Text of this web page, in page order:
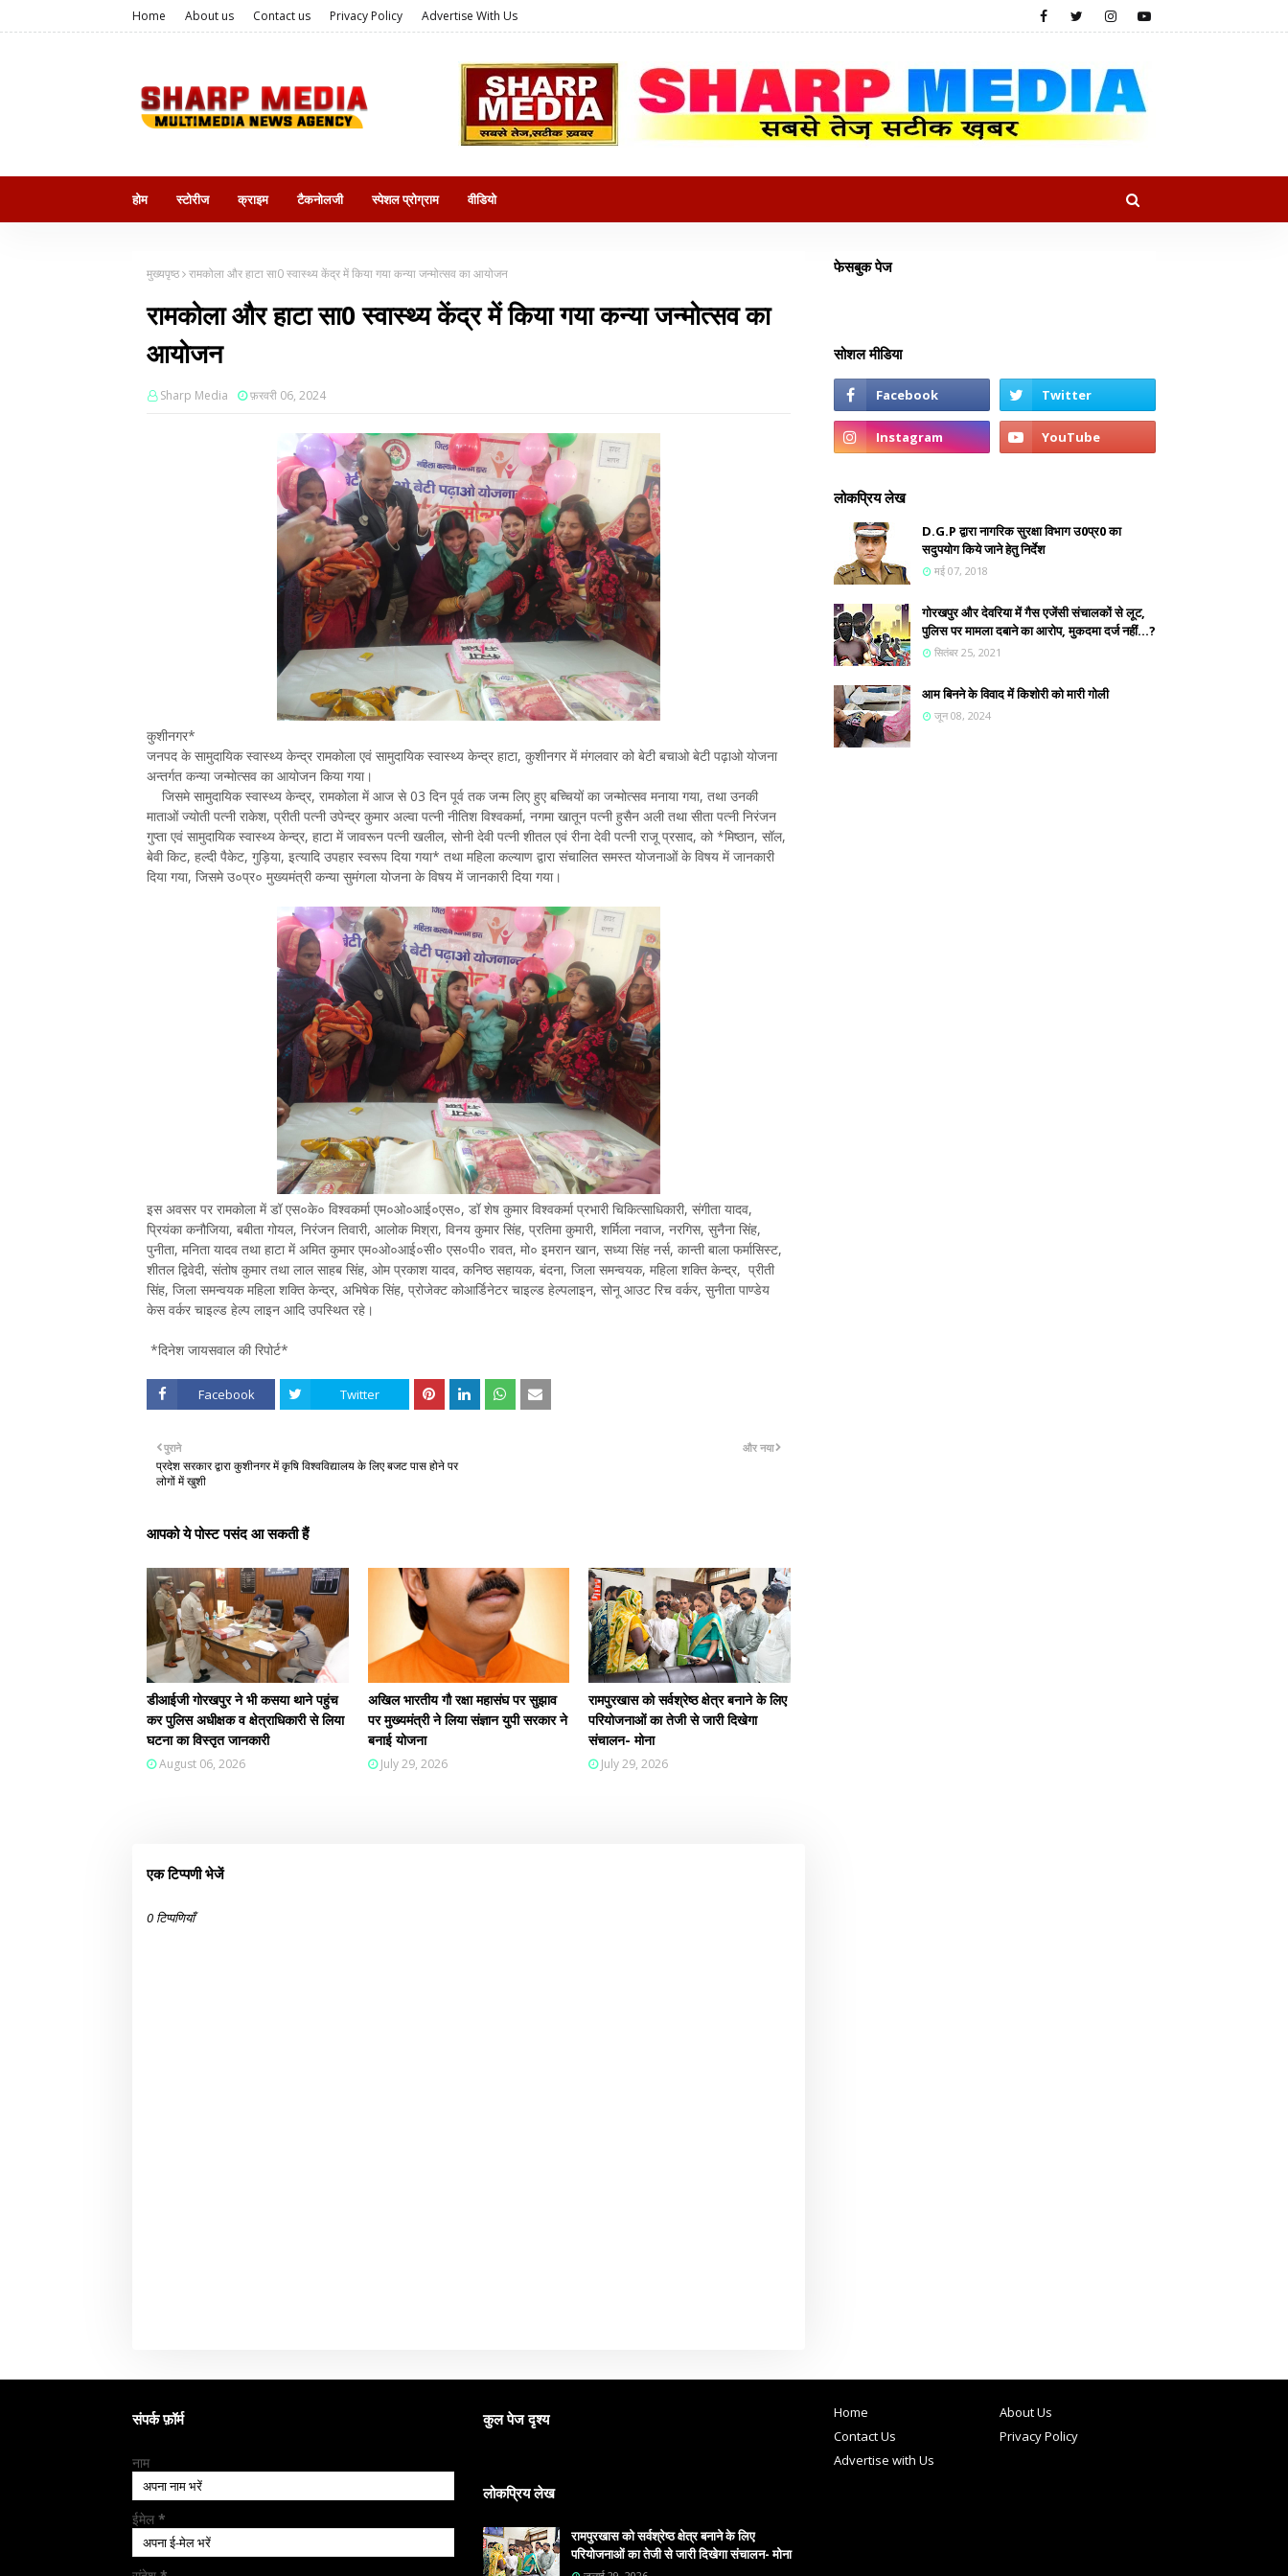
Home About us Contact us Privacy Policy Advertise With Us
होम स्टोरीज क्राइम टैकनोलजी स्पेशल प्रोग्राम वीडियो
मुख्यपृष्ठ रामकोला और हाटा सा0 स्वास्थ्य केंद्र में किया गया कन्या जन्मोत्सव का आयोजन
रामकोला और हाटा सा0 स्वास्थ्य केंद्र में किया गया कन्या जन्मोत्सव का
आयोजन
Sharp Media फ़रवरी 06, 2024
कुशीनगर*
जनपद के सामुदायिक स्वास्थ्य केन्द्र रामकोला एवं सामुदायिक स्वास्थ्य केन्द्र हाटा, कुशीनगर में मंगलवार को बेटी बचाओ बेटी पढ़ाओ योजना
अन्तर्गत कन्या जन्मोत्सव का आयोजन किया गया।
जिसमे सामुदायिक स्वास्थ्य केन्द्र, रामकोला में आज से 03 दिन पूर्व तक जन्म लिए हुए बच्चियों का जन्मोत्सव मनाया गया, तथा उनकी
माताओं ज्योती पत्नी राकेश, प्रीती पत्नी उपेन्द्र कुमार अल्वा पत्नी नीतिश विश्वकर्मा, नगमा खातून पत्नी हुसैन अली तथा सीता पत्नी निरंजन
गुप्ता एवं सामुदायिक स्वास्थ्य केन्द्र, हाटा में जावरून पत्नी खलील, सोनी देवी पत्नी शीतल एवं रीना देवी पत्नी राजू प्रसाद, को *मिष्ठान, सॉल,
बेवी किट, हल्दी पैकेट, गुड़िया, इत्यादि उपहार स्वरूप दिया गया* तथा महिला कल्याण द्वारा संचालित समस्त योजनाओं के विषय में जानकारी
दिया गया, जिसमे उ०प्र० मुख्यमंत्री कन्या सुमंगला योजना के विषय में जानकारी दिया गया।
इस अवसर पर रामकोला में डॉ एस०के० विश्वकर्मा एम०ओ०आई०एस०, डॉ शेष कुमार विश्वकर्मा प्रभारी चिकित्साधिकारी, संगीता यादव,
प्रियंका कनौजिया, बबीता गोयल, निरंजन तिवारी, आलोक मिश्रा, विनय कुमार सिंह, प्रतिमा कुमारी, शर्मिला नवाज, नरगिस, सुनैना सिंह,
पुनीता, मनिता यादव तथा हाटा में अमित कुमार एम०ओ०आई०सी० एस०पी० रावत, मो० इमरान खान, सध्या सिंह नर्स, कान्ती बाला फर्मासिस्ट,
शीतल द्विवेदी, संतोष कुमार तथा लाल साहब सिंह, ओम प्रकाश यादव, कनिष्ठ सहायक, बंदना, जिला समन्वयक, महिला शक्ति केन्द्र, प्रीती
सिंह, जिला समन्वयक महिला शक्ति केन्द्र, अभिषेक सिंह, प्रोजेक्ट कोआर्डिनेटर चाइल्ड हेल्पलाइन, सोनू आउट रिच वर्कर, सुनीता पाण्डेय
केस वर्कर चाइल्ड हेल्प लाइन आदि उपस्थित रहे।
*दिनेश जायसवाल की रिपोर्ट*
Facebook Twitter
और नया
पुराने
प्रदेश सरकार द्वारा कुशीनगर में कृषि विश्वविद्यालय के लिए बजट पास होने पर
लोगों में खुशी
आपको ये पोस्ट पसंद आ सकती हैं
डीआईजी गोरखपुर ने भी कसया थाने पहुंच
कर पुलिस अधीक्षक व क्षेत्राधिकारी से लिया
घटना का विस्तृत जानकारी
August 06, 2026
अखिल भारतीय गौ रक्षा महासंघ पर सुझाव
पर मुख्यमंत्री ने लिया संज्ञान युपी सरकार ने
बनाई योजना
July 29, 2026
रामपुरखास को सर्वश्रेष्ठ क्षेत्र बनाने के लिए
परियोजनाओं का तेजी से जारी दिखेगा
संचालन- मोना
July 29, 2026
एक टिप्पणी भेजें
0 टिप्पणियाँ
फेसबुक पेज
सोशल मीडिया
लोकप्रिय लेख
D.G.P द्वारा नागरिक सुरक्षा विभाग उ0प्र0 का
सदुपयोग किये जाने हेतु निर्देश
मई 07, 2018
गोरखपुर और देवरिया में गैस एजेंसी संचालकों से लूट,
पुलिस पर मामला दबाने का आरोप, मुकदमा दर्ज नहीं...?
सितंबर 25, 2021
आम बिनने के विवाद में किशोरी को मारी गोली
जून 08, 2024
संपर्क फ़ॉर्म
नाम
ईमेल *
कुल पेज दृश्य
लोकप्रिय लेख
रामपुरखास को सर्वश्रेष्ठ क्षेत्र बनाने के लिए
परियोजनाओं का तेजी से जारी दिखेगा संचालन- मोना
Home
About Us
Contact Us
Privacy Policy
Advertise with Us